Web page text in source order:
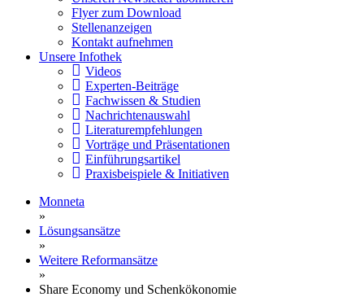
Flyer zum Download
Stellenanzeigen
Kontakt aufnehmen
Unsere Infothek
Videos
Experten-Beiträge
Fachwissen & Studien
Nachrichtenauswahl
Literaturempfehlungen
Vorträge und Präsentationen
Einführungsartikel
Praxisbeispiele & Initiativen
Monneta
»
Lösungsansätze
»
Weitere Reformansätze
»
Share Economy und Schenkökonomie